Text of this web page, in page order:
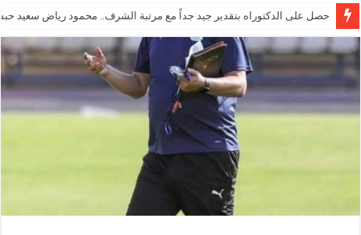
حصل على الدكتوراه بتقدير جيد جداً مع مرتبة الشرف.. محمود رياض سعيد